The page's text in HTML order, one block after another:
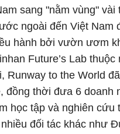
sang "nằm vùng"
ngoài đến Việt
hành bởi vườn ươm
Future’s Lab
Runway to the World
đồng thời đưa 6 doanh
học tập và nghiên
nhiều đối tác khác như